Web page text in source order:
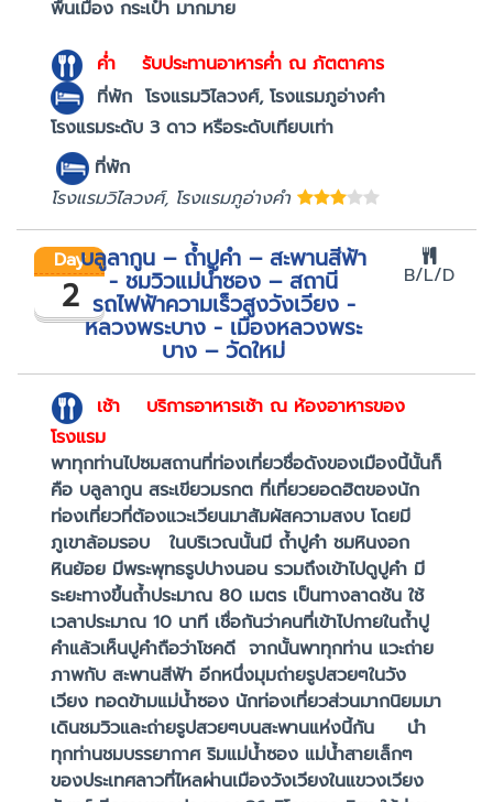
พื้นเมือง กระเป๋า มากมาย
ค่ำ
รับประทานอาหารค่ำ ณ ภัตตาคาร
ที่พัก โรงแรมวิไลวงศ์, โรงแรมภูอ่างคำ
โรงแรมระดับ 3 ดาว หรือระดับเทียบเท่า
ที่พัก
โรงแรมวิไลวงศ์, โรงแรมภูอ่างคำ
Day
2
บลูลากูน – ถ้ำปูคำ – สะพานสีฟ้า
- ชมวิวแม่น้ำซอง – สถานี
รถไฟฟ้าความเร็วสูงวังเวียง -
หลวงพระบาง - เมืองหลวงพระ
บาง – วัดใหม่
B/L/D
เช้า บริการอาหารเช้า ณ ห้องอาหารของ
โรงแรม
พาทุกท่านไปซมสถานที่ท่องเที่ยวชื่อดังของเมืองนี้นั้นก็
คือ บลูลากูน สระเขียวมรกต ที่เที่ยวยอดฮิตของนัก
ท่องเที่ยวที่ต้องแวะเวียนมาสัมผัสความสงบ โดยมี
ภูเขาล้อมรอบ ในบริเวณนั้นมี ถ้ำปูคำ ชมหินงอก
หินย้อย มีพระพุทธรูปปางนอน รวมถึงเข้าไปดูปูคำ มี
ระยะทางขึ้นถ้ำประมาณ 80 เมตร เป็นทางลาดชัน ใช้
เวลาประมาณ 10 นาที เชื่อกันว่าคนที่เข้าไปกายในถ้ำปู
คำแล้วเห็นปูคำถือว่าโชคดี จากนั้นพาทุกท่าน แวะถ่าย
ภาพกับ สะพานสีฟ้า อีกหนึ่งมุมถ่ายรูปสวยๆในวัง
เวียง ทอดข้ามแม่น้ำซอง นักท่องเที่ยวส่วนมากนิยมมา
เดินชมวิวและถ่ายรูปสวยๆบนสะพานแห่งนี้กัน นำ
ทุกท่านชมบรรยากาศ ริมแม่น้ำซอง แม่น้ำสายเล็กๆ
ของประเทศลาวที่ไหลผ่านเมืองวังเวียงในแขวงเวียง